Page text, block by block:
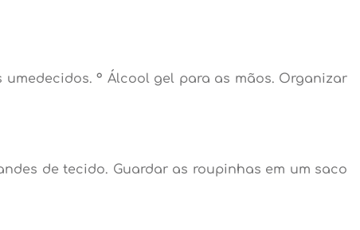
° Álcool gel para as mãos. Organizar
de tecido. Guardar as roupinhas em um saco